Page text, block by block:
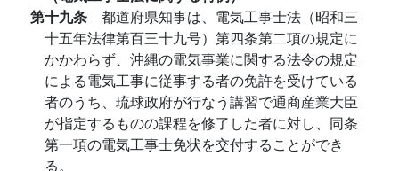
第十九条 都道府県知事は、電気工事士法（昭和三
十五年法律第百三十九号）第四条第二項の規定に
かかわらず、沖縄の電気事業に関する法令の規定
による電気工事に従事する者の免許を受けている
者のうち、琉球政府が行なう講習で通商産業大臣
が指定するものの課程を修了した者に対し、同条
第一項の電気工事士免状を交付することができ
る。